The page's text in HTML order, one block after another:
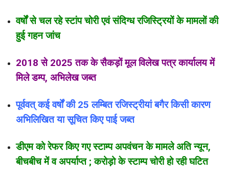
वर्षों से चल रहे स्टांप चोरी एवं संदिग्ध रजिस्ट्रियों के मामलों की
हुई गहन जांच
2018 से 2025 तक के सैकड़ों मूल विलेख पत्र कार्यालय में
मिले डम्प, अभिलेख जब्त
पूर्ववत् कई वर्षों की 25 लम्बित रजिस्ट्रीयां बगैर किसी कारण
अभिलिखित या सूचित किए पाई जब्त
डीएम को रेफर किए गए स्टाम्प अपवंचन के मामले अति न्यून,
बीचबीच में व अपर्याप्त ; करोड़ो के स्टाम्प चोरी हो रही घटित